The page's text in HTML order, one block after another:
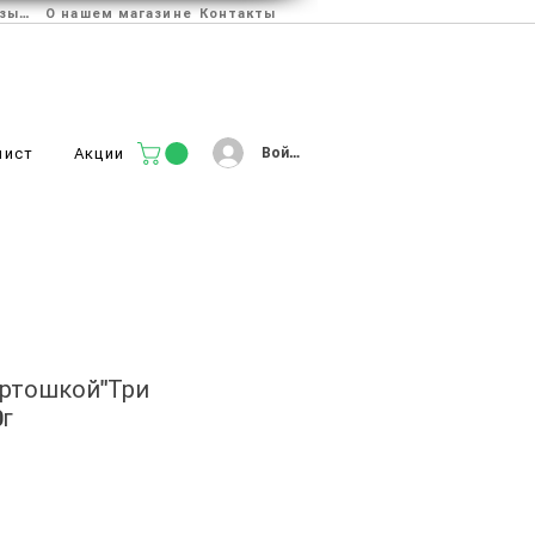
Отзывы О нашем магазине Контакты
Акции Войти